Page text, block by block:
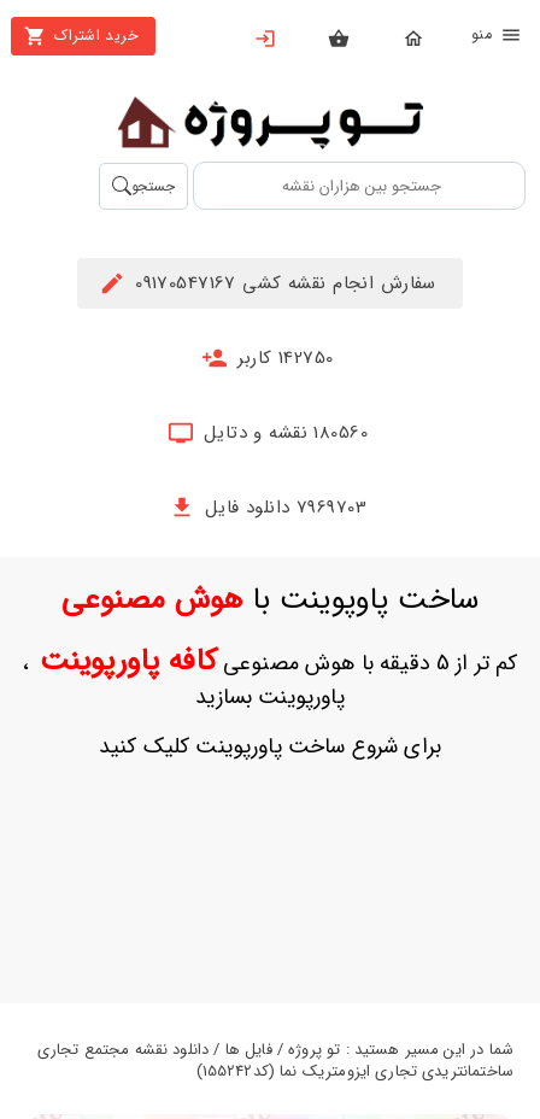
خرید اشتراک
بستن
محصولات
تهیه
اشتراک
حساب
ثبت
بازیابی
جستجو
سفارش انجام نقشه کشی 09170547167
142750 کاربر
180560 نقشه و دتایل
7969703 دانلود فایل
ساخت پاوپوینت باهوش مصنوعی
کم تر از 5 دقیقه با هوش مصنوعی کافه پاورپوینت ،
پاورپوینت بسازید
برای شروع ساخت پاورپوینت کلیک کنید
شما در این مسیر هستید : تو پروژه / فایل ها / دانلود نقشه مجتمع تجاری
ساختمانتریدی تجاری ایزومتریک نما (کد155242)